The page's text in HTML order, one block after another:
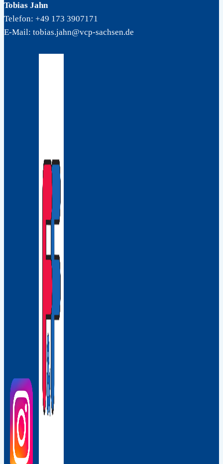
Tobias Jahn
Telefon: +49 173 3907171
E-Mail: tobias.jahn@vcp-sachsen.de